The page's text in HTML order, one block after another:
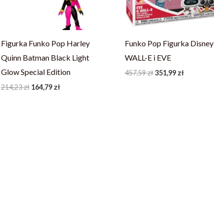
Figurka Funko Pop Harley
Quinn Batman Black Light
Glow Special Edition
214,23zł 164,79 zł
Funko Pop Figurka Disney
WALL-E i EVE
457,59zł351,99 zł